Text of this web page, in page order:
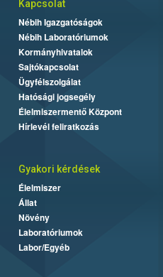
Kapcsolat
Nébih Igazgatóságok
Nébih Laboratóriumok
Kormányhivatalok
Sajtókapcsolat
Ügyfélszolgálat
Hatósági jogsegély
Élelmiszermentő Központ
Hírlevél feliratkozás
Gyakori kérdések
Élelmiszer
Állat
Növény
Laboratóriumok
Labor/Egyéb